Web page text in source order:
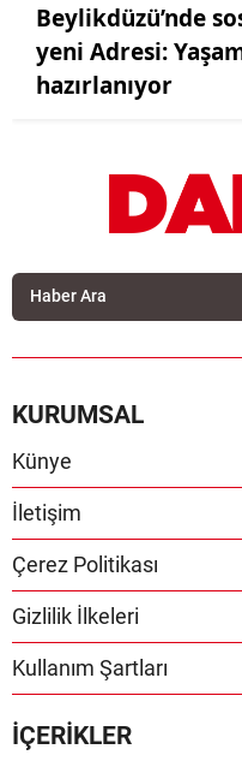
Beylikdüzü’nde
yeni Adresi:
hazırlanıyor
KURUMSAL
Künye
İletişim
Çerez Politikası
Gizlilik İlkeleri
Kullanım Şartları
İÇERİKLER